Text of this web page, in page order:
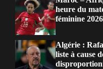
heure du
féminine 2026
Algérie :
liste à cause